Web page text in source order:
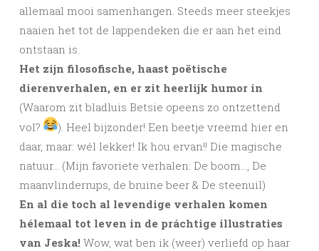
allemaal mooi samenhangen. Steeds meer steekjes
naaien het tot de lappendeken die er aan het eind
ontstaan is.
Het zijn filosofische, haast poëtische
dierenverhalen, en er zit heerlijk humor in
(Waarom zit bladluis Betsie opeens zo ontzettend
vol?
). Heel bijzonder! Een beetje vreemd hier en
daar, maar: wél lekker! Ik hou ervan!! Die magische
natuur… (Mijn favoriete verhalen: De boom…, De
maanvlinderrups, de bruine beer & De steenuil)
En al die toch al levendige verhalen komen
hélemaal tot leven in de práchtige illustraties
van Jeska! Wow, wat ben ik (weer) verliefd op haar